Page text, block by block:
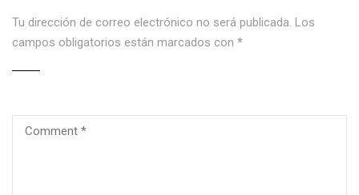
Tu dirección de correo electrónico no será publicada. Los
campos obligatorios están marcados con *